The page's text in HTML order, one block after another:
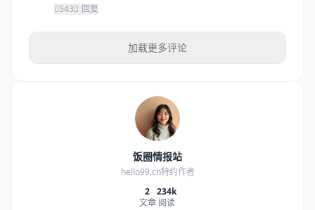
543 回复
加载更多评论
饭圈情报站
hello99.cn特约作者
2
文章
234k
阅读